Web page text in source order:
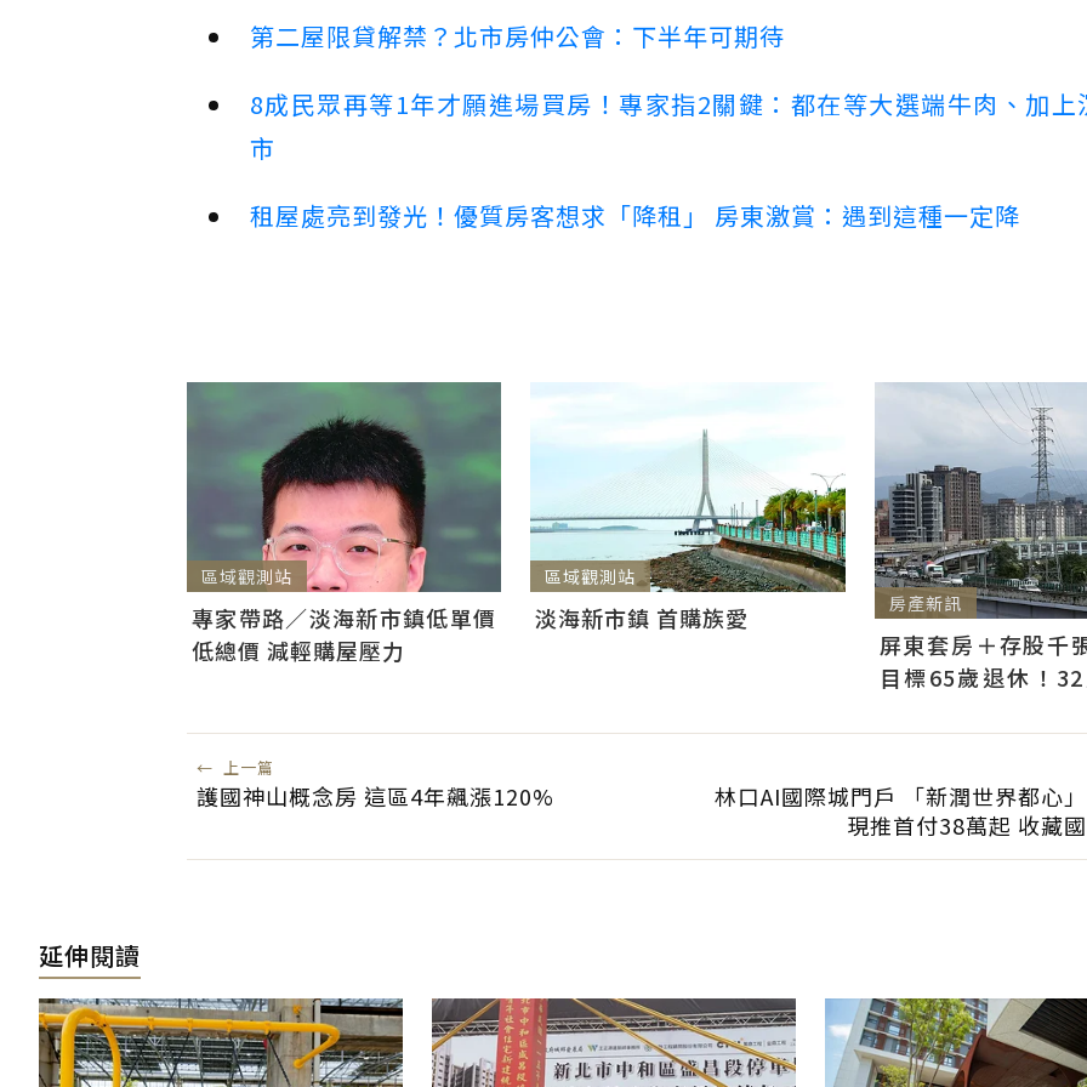
第二屋限貸解禁？北市房仲公會：下半年可期待
8成民眾再等1年才願進場買房！專家指2關鍵：都在等大選端牛肉、加上
市
租屋處亮到發光！優質房客想求「降租」 房東激賞：遇到這種一定降
區域觀測站
專家帶路／淡海新市鎮低單價
低總價 減輕購屋壓力
區域觀測站
淡海新市鎮 首購族愛 房產新訊
屏東套房＋存股千
目標65歲退休！
← 上一篇
護國神山概念房 這區4年飆漲120%
林口AI國際城門戶 「新潤世界都心
現推首付38萬起 收藏
延伸閱讀